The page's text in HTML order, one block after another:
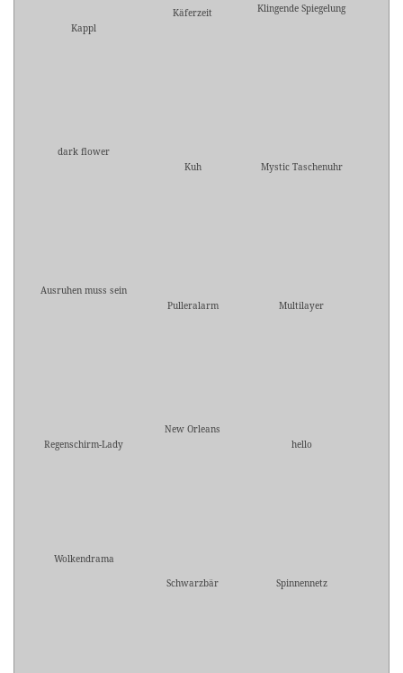
Kappl
Käferzeit Klingende Spiegelung
dark flower
Kuh
Mystic Taschenuhr
Ausruhen muss sein
Pulleralarm
Multilayer
Regenschirm-Lady
New Orleans
hello
Wolkendrama
Schwarzbär
Spinnennetz